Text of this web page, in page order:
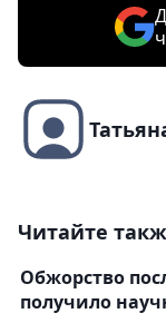
Читайте
Обжорство
получило